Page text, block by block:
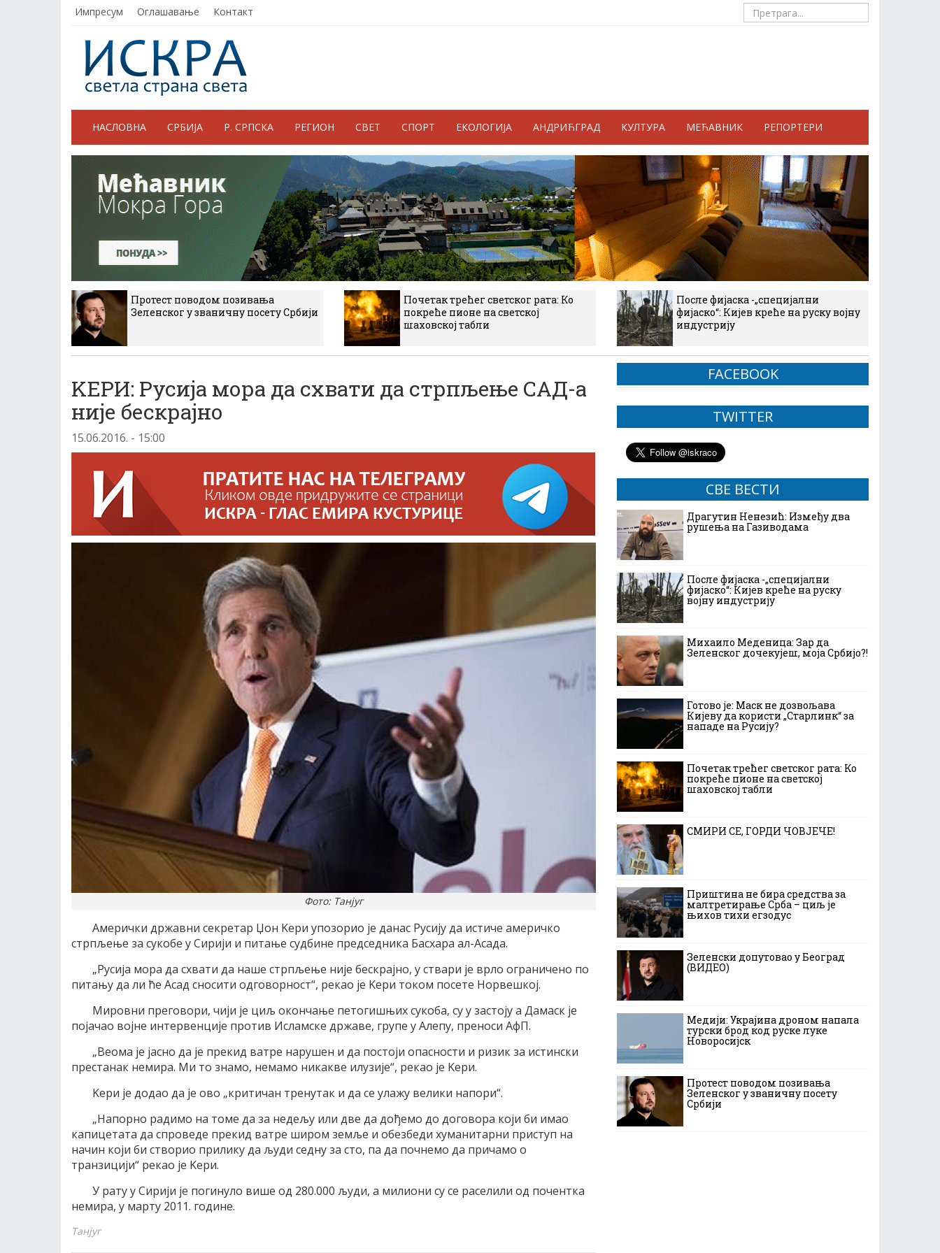
Импресум Оглашавање Контакт
НАСЛОВНА СРБИЈА Р. СРПСКА РЕГИОН СВЕТ СПОРТ ЕКОЛОГИЈА АНДРИЋГРАД КУЛТУРА МЕЋАВНИК РЕПОРТЕРИ
Протест поводом позивања
Зеленског у званичну посету Србији
Почетак трећег светског рата: Ко
покреће пионе на светској
шаховској табли
После фијаска -„специјални
фијаско“: Кијев креће на руску војну
индустрију
KЕРИ: Русиjа мора да схвати да стрпљење СAД-а
ниjе бескраjно
15.06.2016. - 15:00
Фото: Танјуг
Aмерички државни секретар Џон Kери упозорио jе данас Русиjу да истиче америчко
стрпљење за сукобе у Сириjи и питање судбине председника Басхара ал-Aсада.
„Русиjа мора да схвати да наше стрпљење ниjе бескраjно, у ствари jе врло ограничено по
питању да ли ће Aсад сносити одговорност“, рекао jе Kери током посете Норвешкоj.
Mировни преговори, чиjи jе циљ окончање петогишњих сукоба, су у застоjу а Дамаск jе
поjачао воjне интервенциjе против Исламске државе, групе у Aлепу, преноси AфП.
„Веома jе jасно да jе прекид ватре нарушен и да постоjи опасности и ризик за истински
престанак немира. Mи то знамо, немамо никакве илузиjе“, рекао jе Kери.
Kери jе додао да jе ово „критичан тренутак и да се улажу велики напори“.
„Напорно радимо на томе да за недељу или две да дођемо до договора коjи би имао
капицетата да спроведе прекид ватре широм земље и обезбеди хуманитарни приступ на
начин коjи би створио прилику да људи седну за сто, па да почнемо да причамо о
транзициjи“ рекао jе Kери.
У рату у Сириjи jе погинуло више од 280.000 људи, а милиони су се раселили од почентка
немира, у марту 2011. године.
Танјуг
FACEBOOK
TWITTER
СВЕ ВЕСТИ
Драгутин Ненезић: Између два
рушења на Газиводама
После фијаска -„специјални
фијаско“: Кијев креће на руску
војну индустрију
Михаило Меденица: Зар да
Зеленског дочекујеш, моја Србијо?!
Готово је: Маск не дозвољава
Кијеву да користи „Старлинк“ за
нападе на Русију?
Почетак трећег светског рата: Ко
покреће пионе на светској
шаховској табли
СМИРИ СЕ, ГОРДИ ЧОВЈЕЧЕ!
Приштина не бира средства за
малтретирање Срба – циљ је
њихов тихи егзодус
Зеленски допутовао у Београд
(ВИДЕО)
Медији: Украјина дроном напала
турски брод код руске луке
Новоросијск
Протест поводом позивања
Зеленског у званичну посету
Србији